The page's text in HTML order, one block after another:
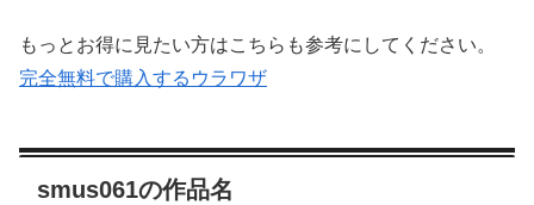
もっとお得に見たい方はこちらも参考にしてください。
完全無料で購入するウラワザ
smus061の作品名